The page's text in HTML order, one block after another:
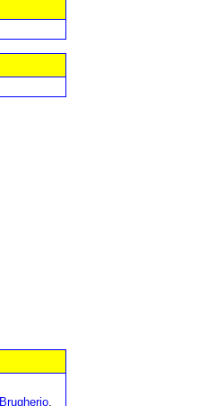
Brugherio,